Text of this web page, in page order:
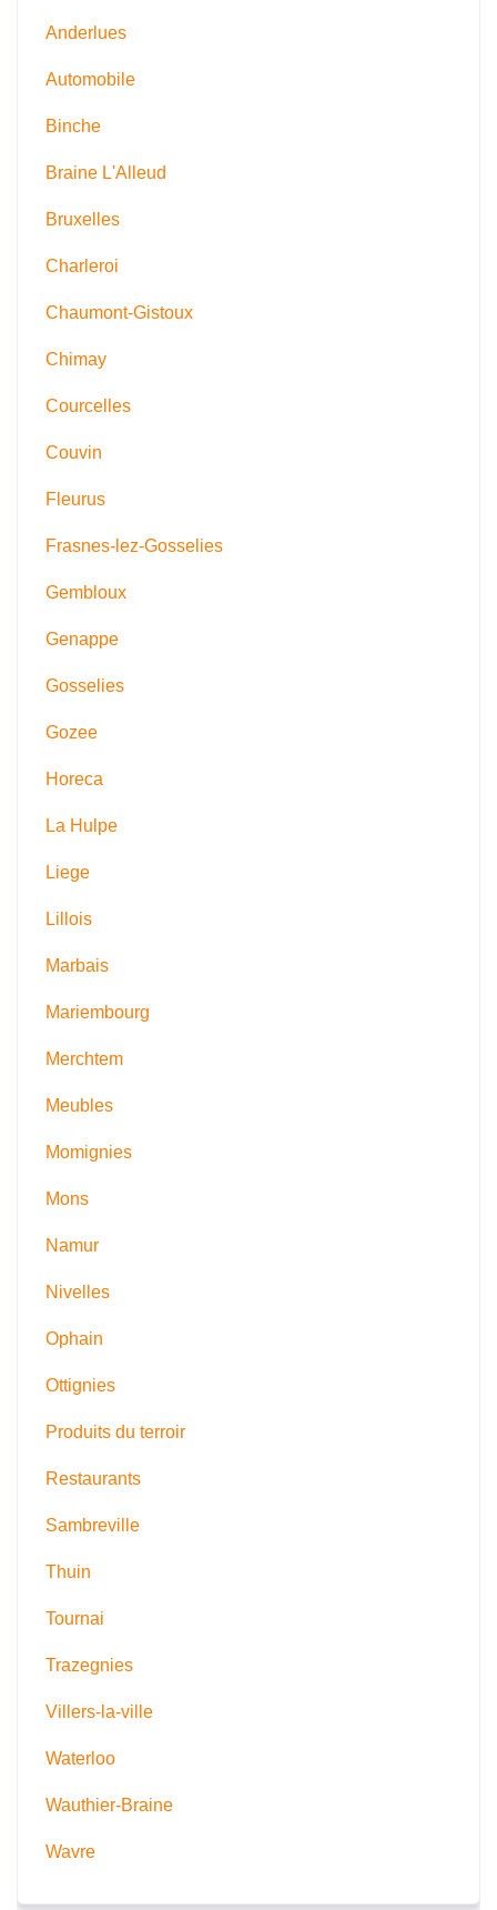
Anderlues
Automobile
Binche
Braine L'Alleud
Bruxelles
Charleroi
Chaumont-Gistoux
Chimay
Courcelles
Couvin
Fleurus
Frasnes-lez-Gosselies
Gembloux
Genappe
Gosselies
Gozee
Horeca
La Hulpe
Liege
Lillois
Marbais
Mariembourg
Merchtem
Meubles
Momignies
Mons
Namur
Nivelles
Ophain
Ottignies
Produits du terroir
Restaurants
Sambreville
Thuin
Tournai
Trazegnies
Villers-la-ville
Waterloo
Wauthier-Braine
Wavre